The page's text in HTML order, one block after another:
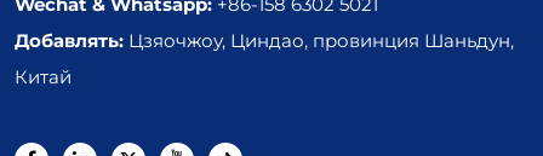
Добавлять: Цзяочжоу, Циндао, провинция Шаньдун,
Китай